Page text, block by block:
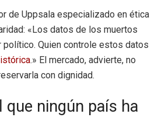
de Uppsala especializado en ética
«Los datos de los muertos
político. Quien controle estos datos
.» El mercado, advierte, no
con dignidad.
que ningún país ha